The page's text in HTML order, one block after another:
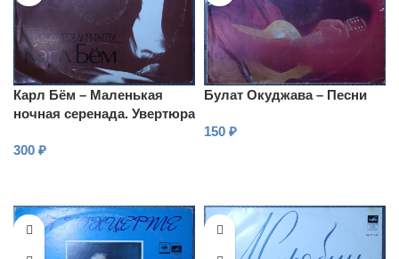
Карл Бём – Маленькая
ночная серенада. Увертюра
“Кармен”
300 ₽
Булат Окуджава – Песни
150 ₽